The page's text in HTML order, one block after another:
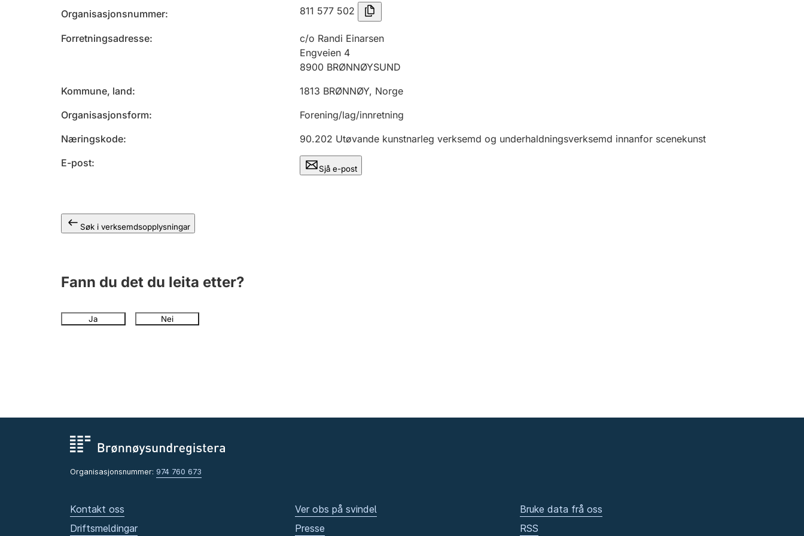
Organisasjonsnummer 811 577 502
Forretningsadresse
c/o Randi Einarsen
Engveien 4
8900 BRØNNØYSUND
Kommune, land
1813 BRØNNØY, Norge
Organisasjonsform
Forening/lag/innretning
Næringskode
90.202 Utøvande kunstnarleg verksemd og underhaldningsverksemd innanfor scenekunst
E-post
Sjå e-post
Søk i verksemdsopplysningar
Fann du det du leita etter?
Ja Nei
Organisasjonsnummer: 974 760 673
Kontakt oss
Driftsmeldingar
Ver obs på svindel
Presse
Bruke data frå oss
RSS